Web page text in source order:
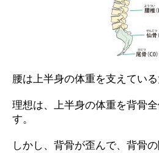
腰は上半身の体重を支えている
理想は、上半身の体重を背骨
す。
しかし、背骨が歪んで、背骨